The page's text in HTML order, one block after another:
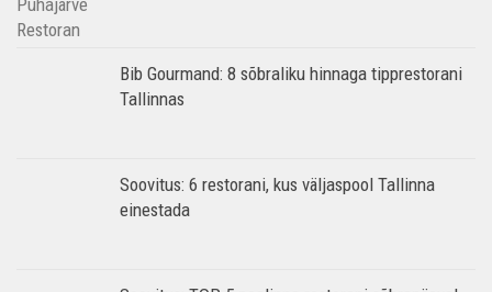
Bib Gourmand: 8 sõbraliku hinnaga tipprestorani
Tallinnas
Soovitus: 6 restorani, kus väljaspool Tallinna
einestada